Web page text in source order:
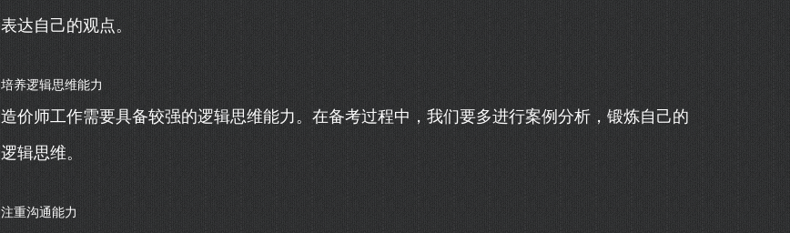
表达自己的观点。
培养逻辑思维能力
造价师工作需要具备较强的逻辑思维能力。在备考过程中，我们要多进行案例分析，锻炼自己的
逻辑思维。
注重沟通能力